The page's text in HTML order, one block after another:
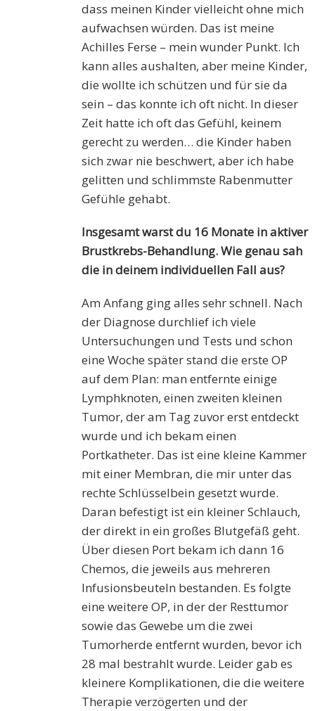
dass meinen Kinder vielleicht ohne mich
aufwachsen würden. Das ist meine
Achilles Ferse – mein wunder Punkt. Ich
kann alles aushalten, aber meine Kinder,
die wollte ich schützen und für sie da
sein – das konnte ich oft nicht. In dieser
Zeit hatte ich oft das Gefühl, keinem
gerecht zu werden… die Kinder haben
sich zwar nie beschwert, aber ich habe
gelitten und schlimmste Rabenmutter
Gefühle gehabt.
Insgesamt warst du 16 Monate in aktiver
Brustkrebs-Behandlung. Wie genau sah
die in deinem individuellen Fall aus?
Am Anfang ging alles sehr schnell. Nach
der Diagnose durchlief ich viele
Untersuchungen und Tests und schon
eine Woche später stand die erste OP
auf dem Plan: man entfernte einige
Lymphknoten, einen zweiten kleinen
Tumor, der am Tag zuvor erst entdeckt
wurde und ich bekam einen
Portkatheter. Das ist eine kleine Kammer
mit einer Membran, die mir unter das
rechte Schlüsselbein gesetzt wurde.
Daran befestigt ist ein kleiner Schlauch,
der direkt in ein großes Blutgefäß geht.
Über diesen Port bekam ich dann 16
Chemos, die jeweils aus mehreren
Infusionsbeuteln bestanden. Es folgte
eine weitere OP, in der der Resttumor
sowie das Gewebe um die zwei
Tumorherde entfernt wurden, bevor ich
28 mal bestrahlt wurde. Leider gab es
kleinere Komplikationen, die die weitere
Therapie verzögerten und der